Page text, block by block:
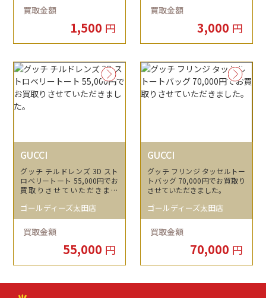
買取金額
1,500 円
買取金額
3,000 円
GUCCI
グッチ チルドレンズ 3D スト
ロベリートート 55,000円でお
買取りさせていただきまし
ゴールディーズ太田店
買取金額
55,000 円
GUCCI
グッチ フリンジ タッセルトー
トバッグ 70,000円でお買取り
させていただきました。
ゴールディーズ太田店
買取金額
70,000 円